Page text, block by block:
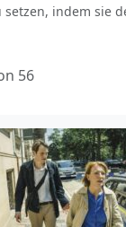
indem sie
56